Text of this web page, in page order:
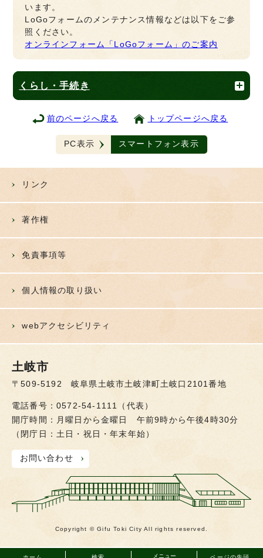
います。
LoGoフォームのメンテナンス情報などは以下をご参
照ください。
オンラインフォーム「LoGoフォーム」のご案内
くらし・手続き
前のページへ戻る トップページへ戻る
PC表示 スマートフォン表示
メニュー
リンク
著作権
免責事項等
個人情報の取り扱い
webアクセシビリティ
土岐市
〒509-5192 岐阜県土岐市土岐津町土岐口2101番地
電話番号：0572-54-1111（代表）
開庁時間：月曜日から金曜日 午前9時から午後4時30分
（閉庁日：土日・祝日・年末年始）
お問い合わせ
Copyright © Gifu Toki City All rights reserved.